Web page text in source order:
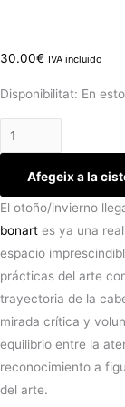
30.00€ IVA incluido
Disponibilitat: En
Afegeix a la
El otoño/invierno
bonart es ya una
espacio
prácticas del arte
trayectoria de la
mirada crítica y
equilibrio entre la
reconocimiento a
del arte.